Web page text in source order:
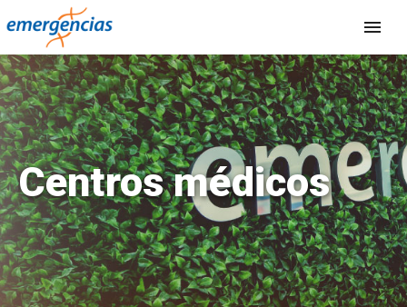
Centros médicos